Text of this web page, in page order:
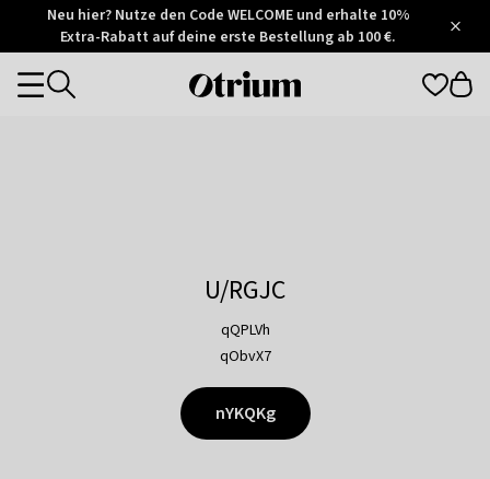
Otrium
Trustpilot
Neu hier? Nutze den Code WELCOME und erhalte 10%
Extra-Rabatt auf deine erste Bestellung ab 100 €.
Otrium
Categories
U/RGJC
qQPLVh
qObvX7
nYKQKg